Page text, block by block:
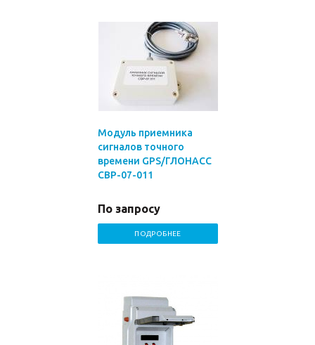
Модуль приемника
сигналов точного
времени GPS/ГЛОНАСС
СВР-07-011
По запросу
ПОДРОБНЕЕ